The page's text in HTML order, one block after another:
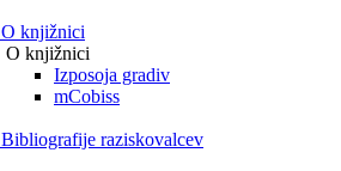
O knjižnici
O knjižnici
Izposoja gradiv
mCobiss
Bibliografije raziskovalcev